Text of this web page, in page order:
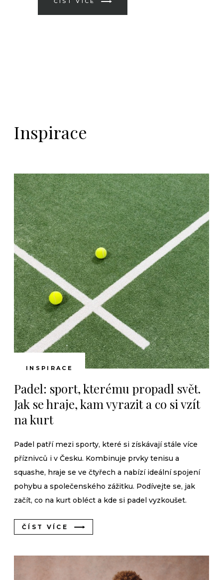
Inspirace
INSPIRACE
Padel: sport, kterému propadl svět.
Jak se hraje, kam vyrazit a co si vzít
na kurt
Padel patří mezi sporty, které si získávají stále více
příznivců i v Česku. Kombinuje prvky tenisu a
squashe, hraje se ve čtyřech a nabízí ideální spojení
pohybu a společenského zážitku. Podívejte se, jak
začít, co na kurt obléct a kde si padel vyzkoušet.
ČÍST VÍCE